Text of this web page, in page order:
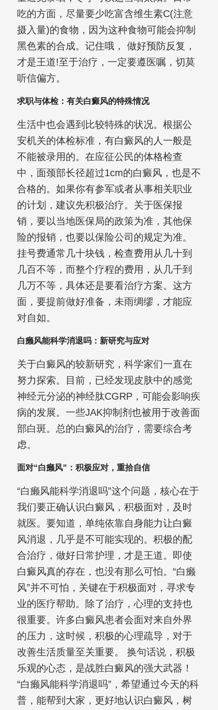
吃的方面，尽量要少吃富含维生素C(注意
摄入量)的食物，因为这种食物可能会抑制
黑色素的合成。记住哦， 做好预防反复，
才是王道!至于治疗，一定要遵医嘱，切莫
听信偏方。
求职与体检：有关白癜风的特殊情况
生活中也会遇到比较特殊的状况。根据公
安机关的体检标准，有白癜风的人一般是
不能被录用的。在应征公民的体格检查
中，面颈部长径超过1cm的白癜风，也是不
合格的。如果你有参军或者从事相关职业
的计划，建议先积极治疗。关于医保报
销，要以当地医保局的政策为准，其他保
险的报销，也要以保险公司的规定为准。
挂号费通常几十块钱，检查费用从几十到
几百不等，而整个疗程的费用，从几千到
几万不等，具体还是要看治疗方案。这方
面，要提前做好准备，未雨绸缪，才能应
对自如。
白癞风能科学消退吗：新研究与应对
关于白癜风的较新研究，科学家们一直在
努力探索。目前，已经发现皮肤中的感觉
神经元分泌的神经肽CGRP，可能会影响疾
病的发展。一些JAK抑制剂也被用于改善面
部白斑。总的白癜风的治疗，需要综合考
虑。
面对“白癞风”：积极应对，重拾自信
“白癞风能科学消退吗”这个问题，核心在于
我们要正确认识白癜风，积极面对，及时
就医。要知道，单纯依靠自身能力让白癜
风消退，几乎是不可能实现的。积极的配
合治疗，做好日常护理，才是王道。即使
白癜风真的存在，也没有那么可怕。“白癞
风”并不可怕，关键在于积极面对，寻求专
业的医疗帮助。除了治疗，心理的支持也
很重要。许多白癜风患者会面对来自外界
的压力，这时候，积极的心理疏导，对于
改善生活质量至关重要。 换句话说，积极
乐观的心态，是战胜白癜风的强大武器！
“白癞风能科学消退吗”，希望通过今天的科
普，能帮到大家，更好地认识白癜风，树